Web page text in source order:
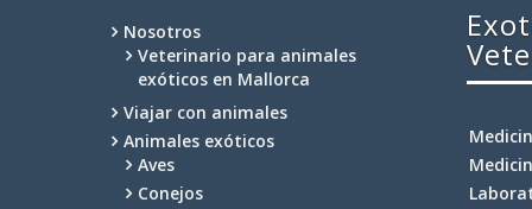
Nosotros
Veterinario para animales
exóticos en Mallorca
Viajar con animales
Animales exóticos
Aves
Conejos